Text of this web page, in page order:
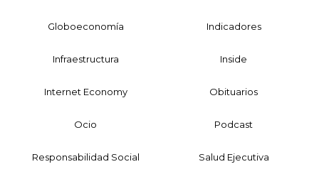
Globoeconomía Indicadores
Infraestructura Inside
Internet Economy Obituarios
Ocio Podcast
Responsabilidad Social Salud Ejecutiva